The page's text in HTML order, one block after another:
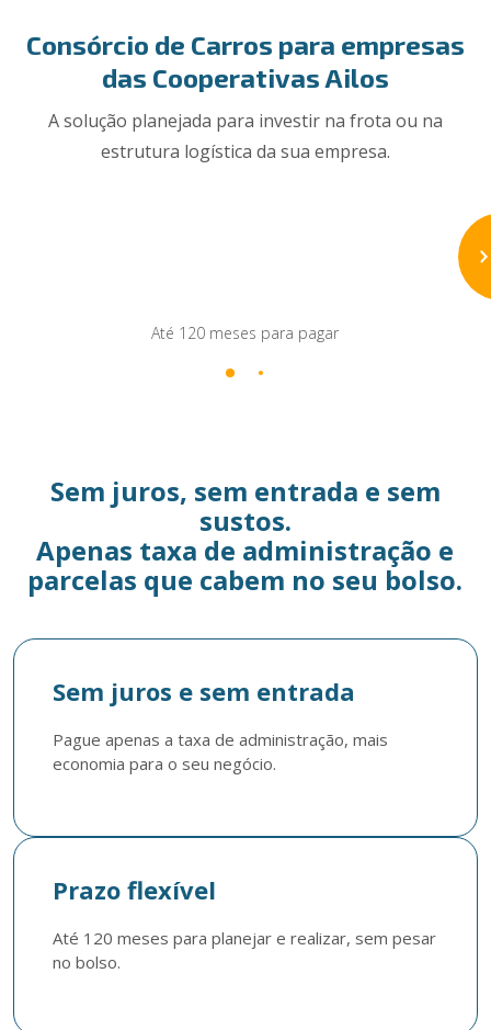
Consórcio de Carros para empresas
das Cooperativas Ailos
A solução planejada para investir na frota ou na
estrutura logística da sua empresa.
Até 120 meses para pagar
Sem juros, sem entrada e sem
sustos.
Apenas taxa de administração e
parcelas que cabem no seu bolso.
Sem juros e sem entrada
Pague apenas a taxa de administração, mais
economia para o seu negócio.
Prazo flexível
Até 120 meses para planejar e realizar, sem pesar
no bolso.